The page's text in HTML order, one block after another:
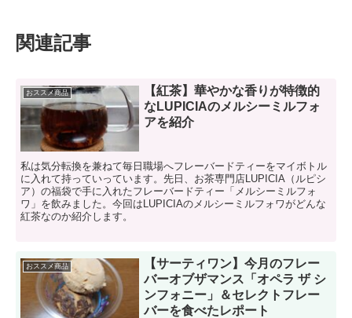
関連記事
おススメ商品
【紅茶】華やかな香りが特徴的
なLUPICIAのメルシーミルフォ
アを紹介
私は気分転換を兼ねて毎日職場へフレーバードティーをマイボトル
に入れて持っていっています。先日、お茶専門店LUPICIA（ルピシ
ア）の福袋で手に入れたフレーバードティー「メルシーミルフォ
ワ」を飲みました。今回はLUPICIAのメルシーミルフォワがどんな
紅茶なのか紹介します。
おススメ商品
【サーティワン】今月のフレー
バーオブザマンス「オペラ ザ シ
ンフォニー」＆セレクトフレー
バーを食べたレポート